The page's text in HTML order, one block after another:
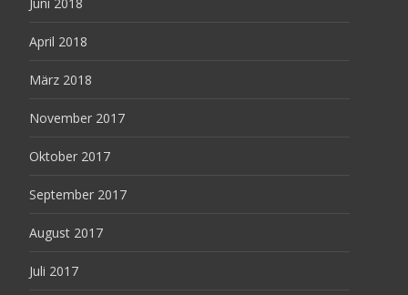
Juni 2018
April 2018
März 2018
November 2017
Oktober 2017
September 2017
August 2017
Juli 2017